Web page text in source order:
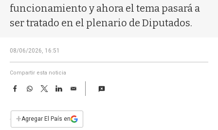
funcionamiento y ahora el tema pasará a
ser tratado en el plenario de Diputados.
08/06/2026, 16:51
Compartir esta noticia
F
e
b
W
s
T
w
t
L
E
i
l
+Agregar El País en